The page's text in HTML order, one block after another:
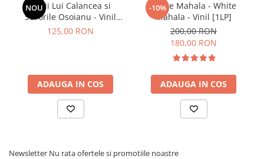
NOU
Lupii Lui Calancea si
Surorile Osoianu - Vinil
[1LP]
125,00 RON
ADAUGA IN COS
-10%
White Mahala - White
Mahala - Vinil [1LP]
200,00 RON
180,00 RON
ADAUGA IN COS
Newsletter Nu rata ofertele si promotiile noastre